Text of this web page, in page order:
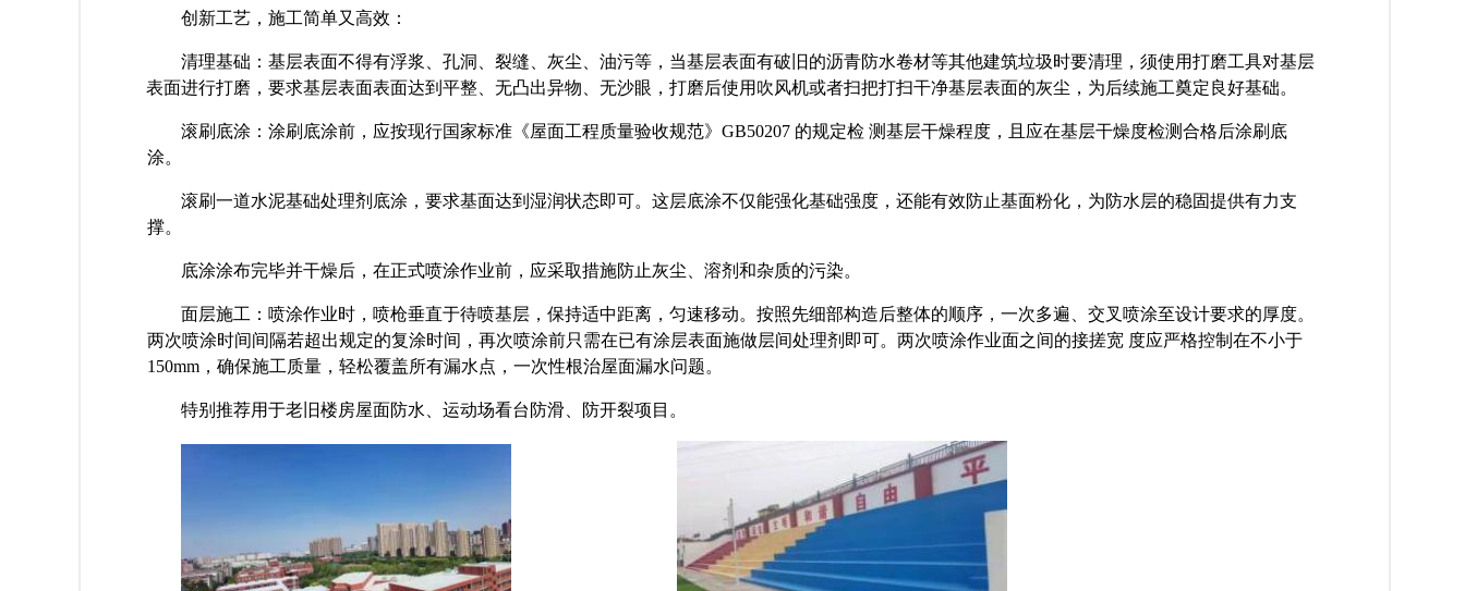
创新工艺，施工简单又高效：
清理基础：基层表面不得有浮浆、孔洞、裂缝、灰尘、油污等，当基层表面有破旧的沥青防水卷材等其他建筑垃圾时要清理，须使用打磨工具对基层
表面进行打磨，要求基层表面表面达到平整、无凸出异物、无沙眼，打磨后使用吹风机或者扫把打扫干净基层表面的灰尘，为后续施工奠定良好基础。
滚刷底涂：涂刷底涂前，应按现行国家标准《屋面工程质量验收规范》 GB50207 的规定检 测基层干燥程度，且应在基层干燥度检测合格后涂刷底
涂。
滚刷一道水泥基础处理剂底涂，要求基面达到湿润状态即可。这层底涂不仅能强化基础强度，还能有效防止基面粉化，为防水层的稳固提供有力支
撑。
底涂涂布完毕并干燥后，在正式喷涂作业前，应采取措施防止灰尘、溶剂和杂质的污染。
面层施工：喷涂作业时，喷枪垂直于待喷基层，保持适中距离，匀速移动。按照先细部构造后整体的顺序，一次多遍、交叉喷涂至设计要求的厚度。
两次喷涂时间间隔若超出规定的复涂时间，再次喷涂前只需在已有涂层表面施做层间处理剂即可。两次喷涂作业面之间的接搓宽 度应严格控制在不小于
150mm，确保施工质量，轻松覆盖所有漏水点，一次性根治屋面漏水问题。
特别推荐用于老旧楼房屋面防水、运动场看台防滑、防开裂项目。